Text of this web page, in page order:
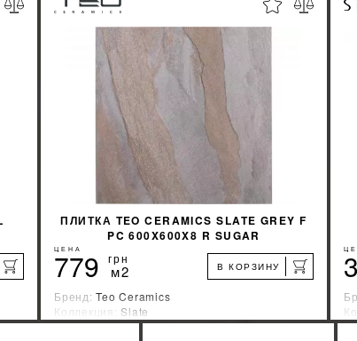
% УЗНАТЬ СВОЮ СКИДКУ %
КУПИТЬ
ПЛИТКА TEO CERAMICS SLATE GREY F
PC 600X600X8 R SUGAR
ЦЕНА
779 грн
м2 В КОРЗИНУ
Бренд:Teo Ceramics
Коллекция: Slate
Страна-производитель:Украина